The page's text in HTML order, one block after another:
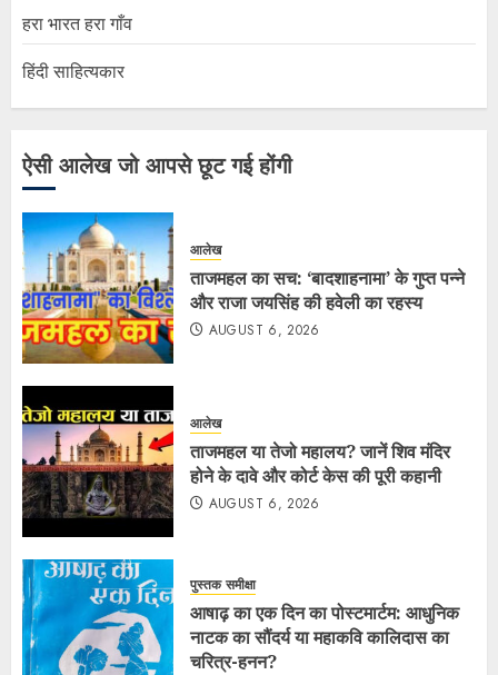
हरा भारत हरा गाँव
हिंदी साहित्यकार
ऐसी आलेख जो आपसे छूट गई होंगी
आलेख
ताजमहल का सच: ‘बादशाहनामा’ के गुप्त पन्ने
और राजा जयसिंह की हवेली का रहस्य
AUGUST 6, 2026
आलेख
ताजमहल या तेजो महालय? जानें शिव मंदिर
होने के दावे और कोर्ट केस की पूरी कहानी
AUGUST 6, 2026
पुस्तक समीक्षा
आषाढ़ का एक दिन का पोस्टमार्टम: आधुनिक
नाटक का सौंदर्य या महाकवि कालिदास का
चरित्र-हनन?